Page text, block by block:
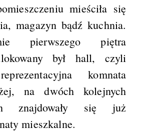
mieściła się
magazyn bądź kuchnia.
pierwszego piętra
był hall, czyli
komnata
na dwóch kolejnych
znajdowały się już
mieszkalne.